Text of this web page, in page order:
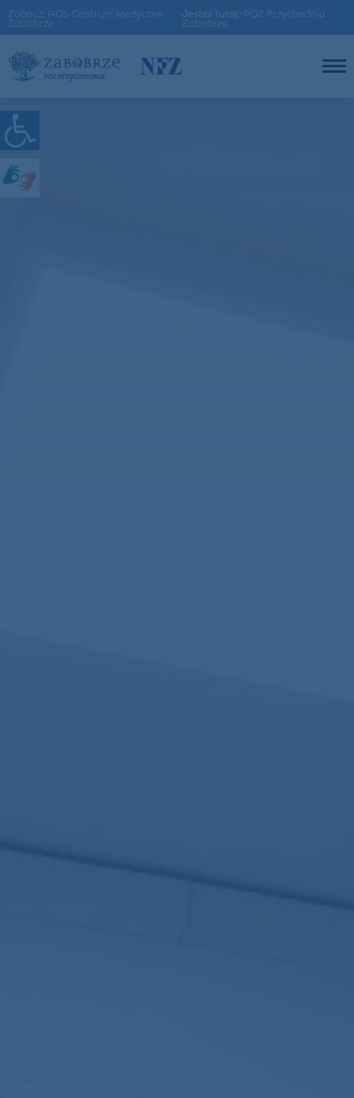
Zobacz: AOS Centrum Medyczne
Zabobrze
Jesteś tutaj: POZ Przychodnia
Zabobrze